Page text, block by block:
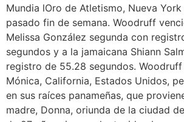
Mundia lOro de Atletismo, Nueva
pasado fin de semana. Woodruff
Melissa González segunda con
segundos y a la jamaicana Shiann
registro de 55.28 segundos.
Mónica, California, Estados Unidos,
en sus raíces panameñas, que
madre, Donna, oriunda de la ciudad